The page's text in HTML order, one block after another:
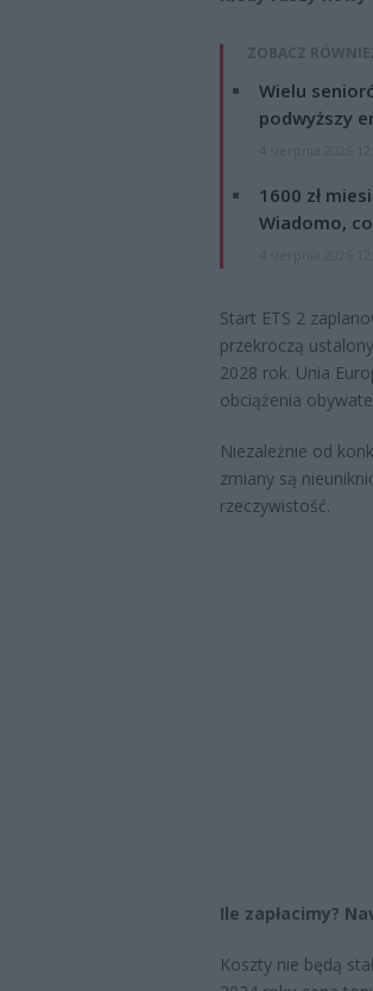
ZOBACZ
Wielu
podwyższy
1600 zł
Wiadomo,
Start ETS 2
przekroczą
2028 rok. Unia
obciążenia
Niezależnie od
zmiany są
rzeczywistość.
Ile zapłacimy?
Koszty nie będą